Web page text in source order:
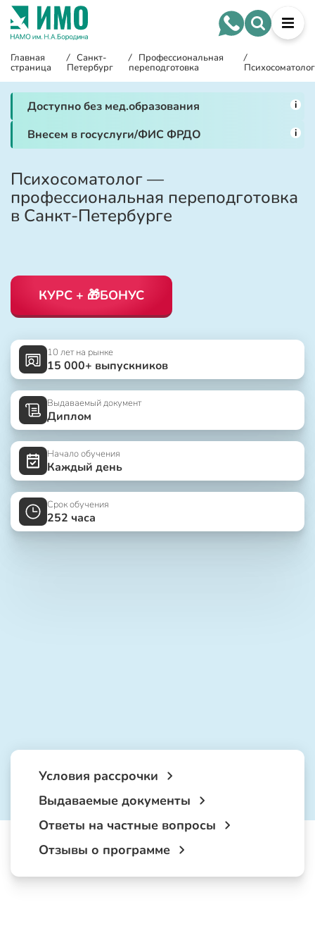
Главная
страница
/ Санкт-
Петербург
/ Профессиональная
переподготовка
/
Психосоматолог
Доступно без мед.образования i
Внесем в госуслуги/ФИС ФРДО i
Психосоматолог —
профессиональная переподготовка
в Санкт-Петербурге
КУРС + 🎁БОНУС
10 лет на рынке
15 000+ выпускников
Выдаваемый документ
Диплом
Начало обучения
Каждый день
Срок обучения
252 часа
Условия рассрочки
Выдаваемые документы
Ответы на частные вопросы
Отзывы о программе